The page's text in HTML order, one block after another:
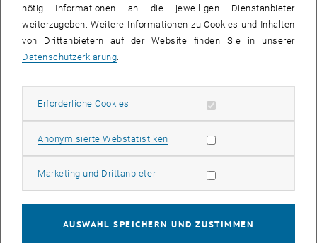
Montag 10.00 und 15.30 Uhr, Dienstag bis Freitag täglich um 16.30
Uhr
Vorträge und Lesungen
soziale Orte in der Residenzstadt Wien
nötig Informationen an die jeweiligen Dienstanbieter
weiterzugeben. Weitere Informationen zu Cookies und Inhalten
von Drittanbietern auf der Website finden Sie in unserer
Datenschutzerklärung
Erforderliche Cookies Erforderliche Cookies zulassen
Anonymisierte WebstatistikenStatistik Cookies zulassen
Marketing und DrittanbieterMarketing Cookies zulassen
AUSWAHL SPEICHERN UND ZUSTIMMEN